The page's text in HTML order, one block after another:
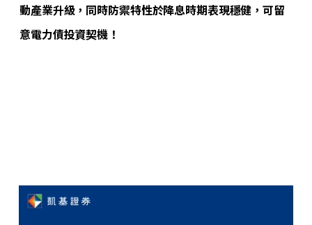
動產業升級，同時防禦特性於降息時期表現穩健，可留
意電力債投資契機！